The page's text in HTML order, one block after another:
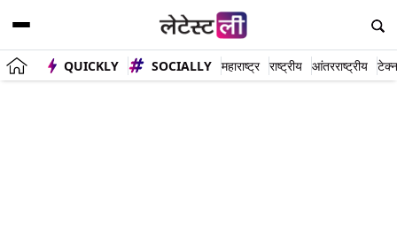
QUICKLY SOCIALLY महाराष्ट्र राष्ट्रीय आंतरराष्ट्रीय